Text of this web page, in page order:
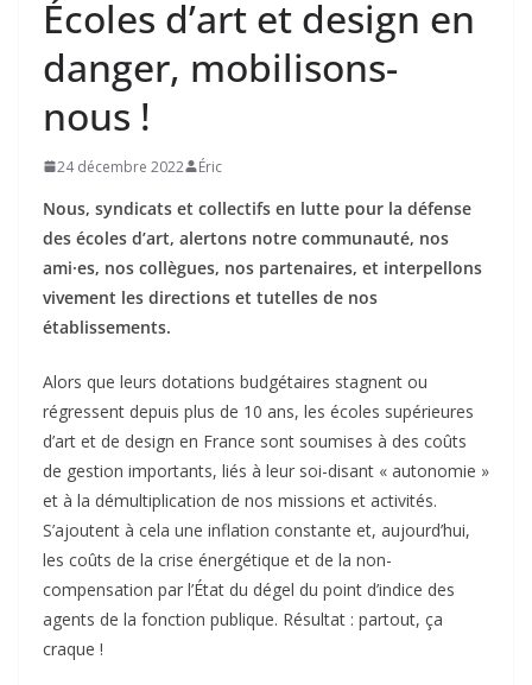
Écoles d’art et design en
danger, mobilisons-
nous !
24 décembre 2022 Éric
Nous, syndicats et collectifs en lutte pour la défense
des écoles d’art, alertons notre communauté, nos
ami·es, nos collègues, nos partenaires, et interpellons
vivement les directions et tutelles de nos
établissements.
Alors que leurs dotations budgétaires stagnent ou
régressent depuis plus de 10 ans, les écoles supérieures
d’art et de design en France sont soumises à des coûts
de gestion importants, liés à leur soi-disant « autonomie »
et à la démultiplication de nos missions et activités.
S’ajoutent à cela une inflation constante et, aujourd’hui,
les coûts de la crise énergétique et de la non-
compensation par l’État du dégel du point d’indice des
agents de la fonction publique. Résultat : partout, ça
craque !